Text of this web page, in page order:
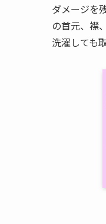
ダメージを
の首元、襟
洗濯しても